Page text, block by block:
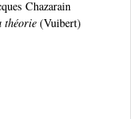
Chazarain
théorie (Vuibert)